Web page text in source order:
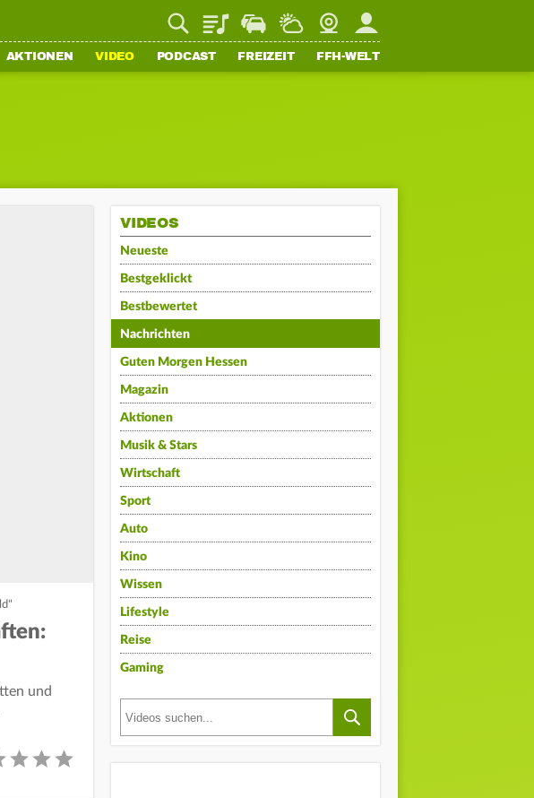
PlaylistStaupilotWetterWebcamMein FFH
AKTIONEN VIDEO PODCAST FREIZEIT FFH-WELT
und
VIDEOS
Neueste
Bestgeklickt
Bestbewertet
Nachrichten
Guten Morgen Hessen
Magazin
Aktionen
Musik & Stars
Wirtschaft
Sport
Auto
Kino
Wissen
Lifestyle
Reise
Gaming